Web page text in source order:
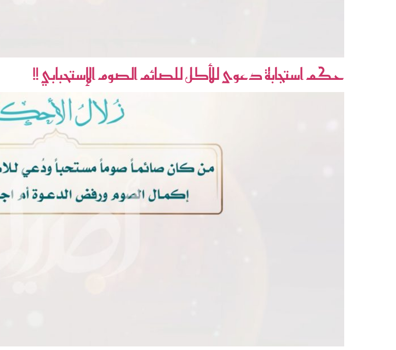
حكم استجابة دعوى للأكل للصائم الصوم الإستحبابي !!